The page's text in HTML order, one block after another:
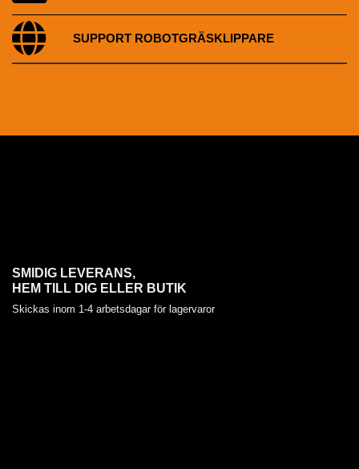
SUPPORT ROBOTGRÄSKLIPPARE
SMIDIG LEVERANS,
HEM TILL DIG ELLER BUTIK
Skickas inom 1-4 arbetsdagar för lagervaror